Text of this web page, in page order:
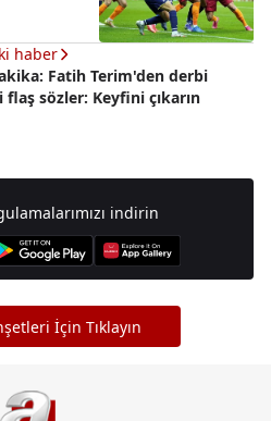
haber
Fatih Terim'den derbi
flaş sözler: Keyfini çıkarın
indirin
İçin Tıklayın